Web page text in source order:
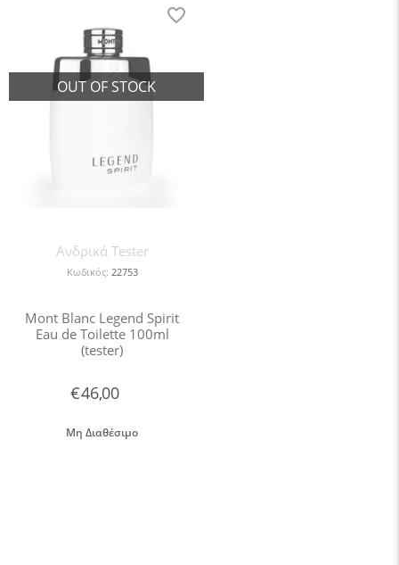
Ανδρικά Tester
Κωδικός: 22753
Mont Blanc Legend Spirit
Eau de Toilette 100ml
(tester)
€46,00
Μη Διαθέσιμο